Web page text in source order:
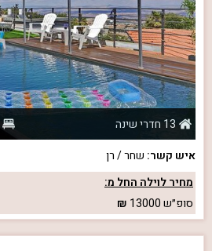
13 חדרי שינה
איש קשר: שחר / רן
מחיר לוילה החל מ:
סופ״ש13000